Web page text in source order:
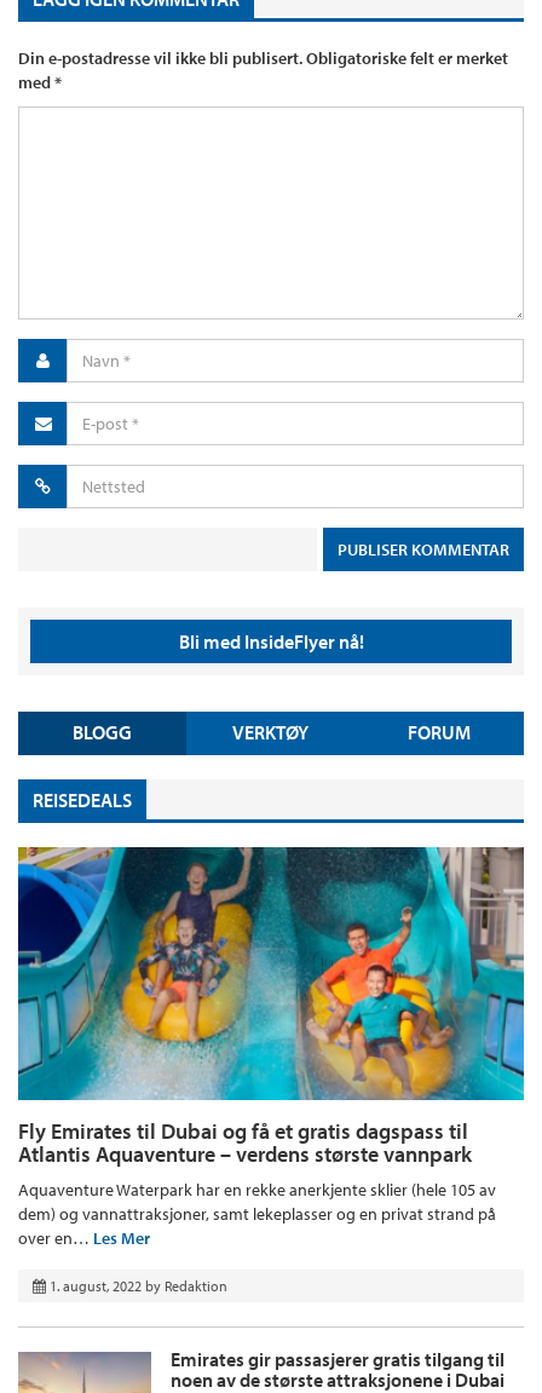
Din e-postadresse vil ikke bli publisert.Obligatoriske felt er merket
med*
Bli med InsideFlyer nå!
BLOGG VERKTØY FORUM
REISEDEALS
Fly Emirates til Dubai og få et gratis dagspass til
Atlantis Aquaventure – verdens største vannpark
Aquaventure Waterpark har en rekke anerkjente sklier (hele 105 av
dem) og vannattraksjoner, samt lekeplasser og en privat strand på
over en… Les Mer
1. august, 2022 by Redaktion
Emirates gir passasjerer gratis tilgang til
noen av de største attraksjonene i Dubai